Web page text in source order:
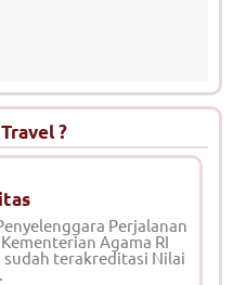
?
Perjalanan
Agama RI
sudah terakreditasi Nilai